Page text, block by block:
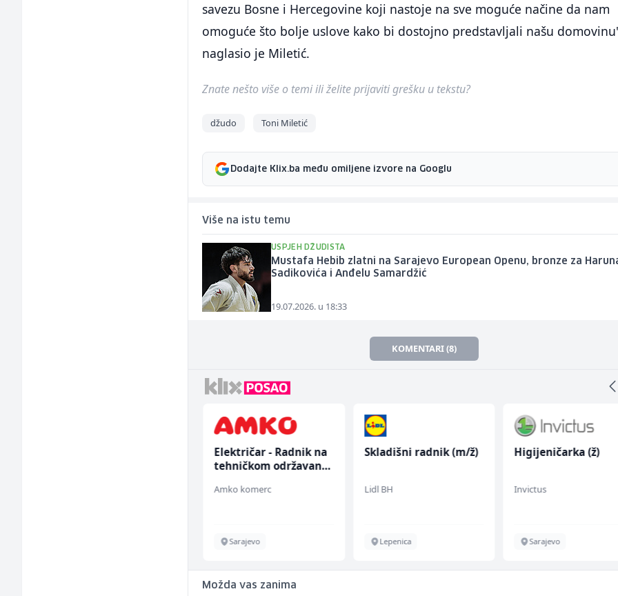
savezu Bosne i Hercegovine koji nastoje na sve moguće načine da nam
omoguće što bolje uslove kako bi dostojno predstavljali našu
naglasio je Miletić.
Znate nešto više o temi ili želite prijaviti grešku u tekstu?
džudo Toni Miletić
Dodajte Klix.ba među omiljene izvore na Googlu
Više na istu temu
USPJEH DŽUDISTA
Mustafa Hebib zlatni na Sarajevo European Openu, bronze za
Sadikovića i Anđelu Samardžić
19.07.2026. u 18:33
KOMENTARI (8)
Električar - Radnik na
tehničkom održavanju
Amko komerc
Sarajevo
Skladišni radnik (m/ž)
Lidl BH
Lepenica
Higijeničarka (ž)
Invictus
Sarajevo
Možda vas zanima